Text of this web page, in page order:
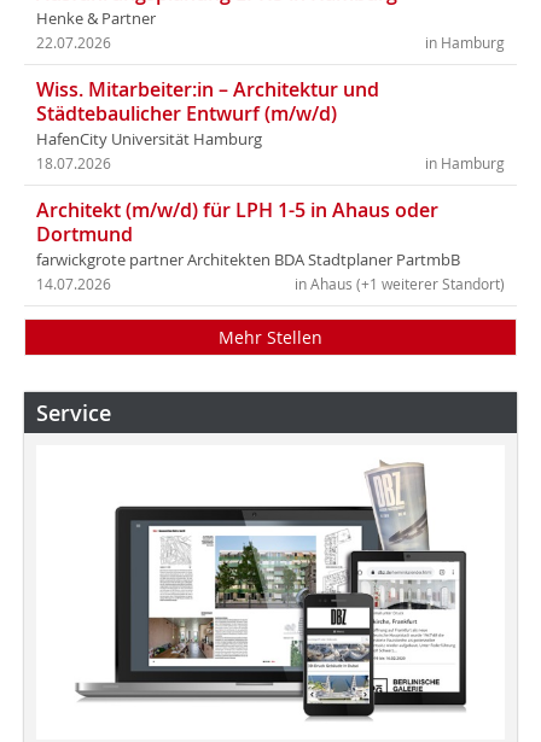
Henke & Partner
in Hamburg
22.07.2026
Wiss. Mitarbeiter:in – Architektur und
Städtebaulicher Entwurf (m/w/d)
HafenCity Universität Hamburg
in Hamburg
18.07.2026
Architekt (m/w/d) für LPH 1-5 in Ahaus oder
Dortmund
farwickgrote partner Architekten BDA Stadtplaner PartmbB
in Ahaus (+1 weiterer Standort)
14.07.2026
Mehr Stellen
Service